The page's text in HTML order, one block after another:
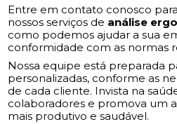
Entre em contato conosco
nossos serviços de análise
como podemos ajudar a sua
conformidade com as normas
Nossa equipe está preparada
personalizadas, conforme as
de cada cliente. Invista na
colaboradores e promova um
mais produtivo e saudável.